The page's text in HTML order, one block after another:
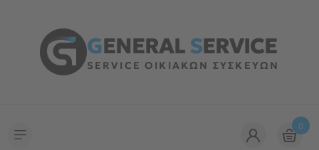
GENERALSERVICE
SERVICE ΟΙΚΙΑΚΩΝ ΣΥΣΚΕΥΩΝ
0